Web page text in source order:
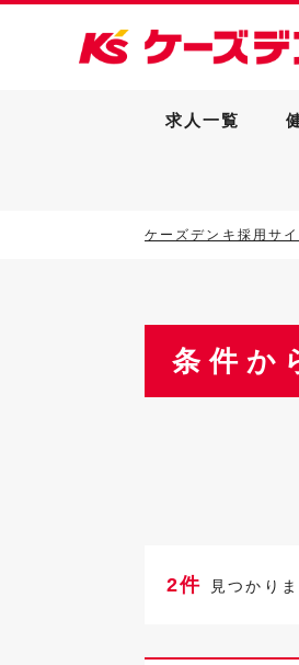
求人一覧
ケーズデンキ採用サ
条件か
2件 見つかりま